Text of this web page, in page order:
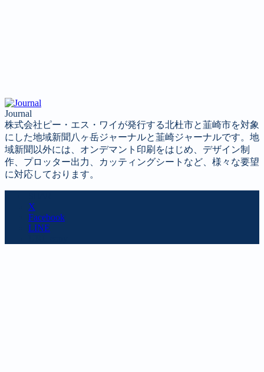
Journal
株式会社ピー・エス・ワイが発行する北杜市と韮崎市を対象
にした地域新聞八ヶ岳ジャーナルと韮崎ジャーナルです。地
域新聞以外には、オンデマント印刷をはじめ、デザイン制
作、プロッター出力、カッティングシートなど、様々な要望
に対応しております。
X
Facebook
LINE